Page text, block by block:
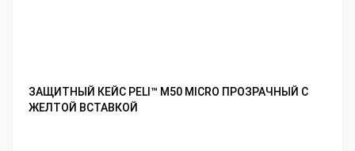
ЗАЩИТНЫЙ КЕЙС PELI™ M50 MICRO ПРОЗРАЧНЫЙ С
ЖЕЛТОЙ ВСТАВКОЙ